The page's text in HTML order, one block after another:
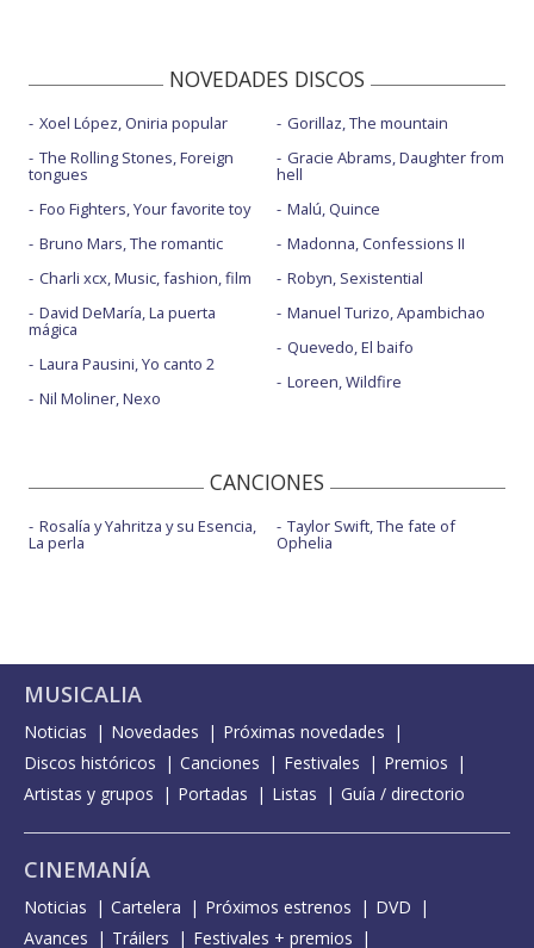
NOVEDADES DISCOS
Xoel López, Oniria popular
The Rolling Stones, Foreign
tongues
Foo Fighters, Your favorite toy
Bruno Mars, The romantic
Charli xcx, Music, fashion, film
David DeMaría, La puerta
mágica
Laura Pausini, Yo canto 2
Nil Moliner, Nexo
Gorillaz, The mountain
Gracie Abrams, Daughter from
hell
Malú, Quince
Madonna, Confessions II
Robyn, Sexistential
Manuel Turizo, Apambichao
Quevedo, El baifo
Loreen, Wildfire
CANCIONES
Rosalía y Yahritza y su Esencia,
La perla
Taylor Swift, The fate of
Ophelia
MUSICALIA
Noticias Novedades
Próximas novedades
Discos históricos
Canciones Festivales
Premios
Artistas y grupos
Portadas Listas Guía / directorio
CINEMANÍA
Noticias Cartelera Próximos estrenos
DVD
Avances
Tráilers Festivales + premios